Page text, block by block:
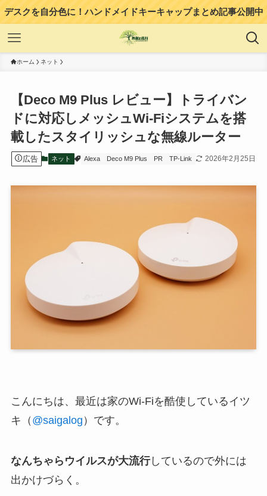
デスクを自分色に！ハンドメイドキーキャップまとめ記事公開中
ホーム ネット
【Deco M9 Plus レビュー】トライバン
ドに対応しメッシュWi-Fiシステムを搭
載したスタイリッシュな無線ルーター
広告 ネット Alexa Deco M9 Plus PR TP-Link 2026年2月25日
こんにちは、最近は家のWi-Fiを酷使しているイツ
キ（ @saigalog ）です。
なんちゃらウイルスが大流行しているので外には
出かけづらく。